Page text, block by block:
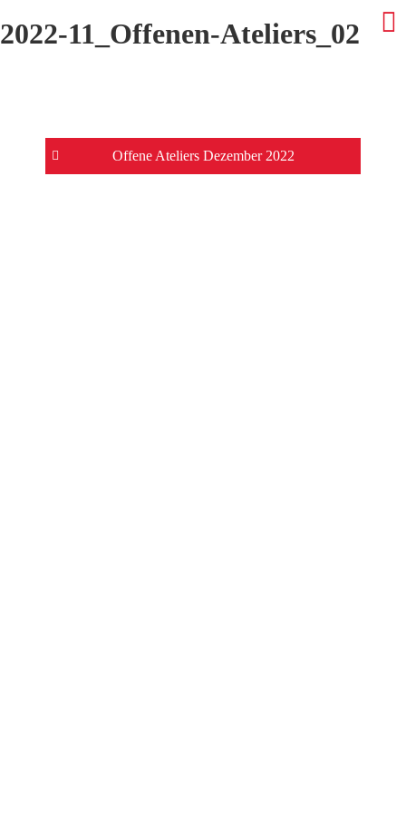
2022-11_Offenen-Ateliers_02
Beitrags-
Navigation
Offene Ateliers Dezember 2022